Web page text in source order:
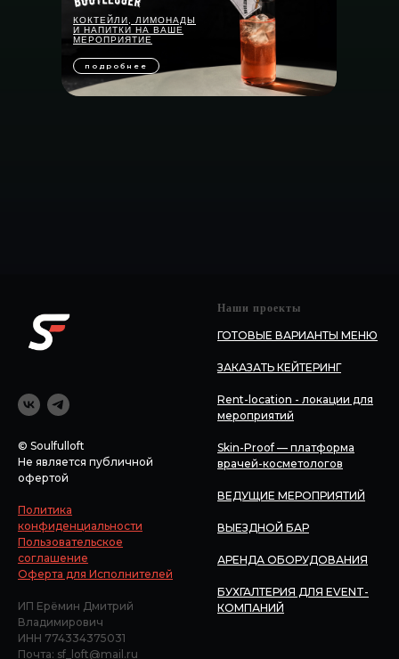
КОКТЕЙЛИ, ЛИМОНАДЫ
И НАПИТКИ НА ВАШЕ
МЕРОПРИЯТИЕ
подробнее
© Soulfulloft
Не является публичной
офертой
Политика
конфиденциальности
Пользовательское
соглашение
Оферта для Исполнителей
ИП Ерёмин Дмитрий
Владимирович
ИНН 774334375031
Почта: sf_loft@mail.ru
Наши проекты
ГОТОВЫЕ ВАРИАНТЫ МЕНЮ
ЗАКАЗАТЬ КЕЙТЕРИНГ
Rent-location - локации для
мероприятий
Skin-Proof — платформа
врачей-косметологов
ВЕДУЩИЕ МЕРОПРИЯТИЙ
ВЫЕЗДНОЙ БАР
АРЕНДА ОБОРУДОВАНИЯ
БУХГАЛТЕРИЯ ДЛЯ EVENT-
КОМПАНИЙ